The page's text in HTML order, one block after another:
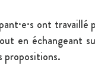
ont travaillé
en échangeant
propositions.